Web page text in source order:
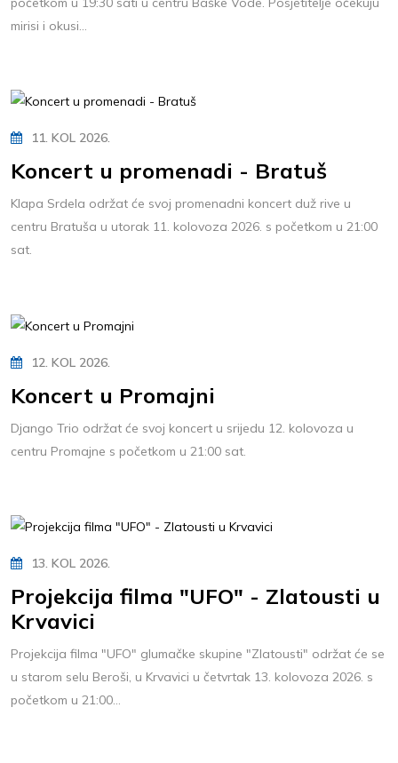
mirisi i okusi...
11. KOL 2026.
Koncert u promenadi - Bratuš
Klapa Srdela održat će svoj promenadni koncert duž rive u
centru Bratuša u utorak 11. kolovoza 2026. s početkom u 21:00
sat.
12. KOL 2026.
Koncert u Promajni
Django Trio održat će svoj koncert u srijedu 12. kolovoza u
centru Promajne s početkom u 21:00 sat.
13. KOL 2026.
Projekcija filma "UFO" - Zlatousti u
Krvavici
Projekcija filma "UFO" glumačke skupine "Zlatousti" održat će se
u starom selu Beroši, u Krvavici u četvrtak 13. kolovoza 2026. s
početkom u 21:00...